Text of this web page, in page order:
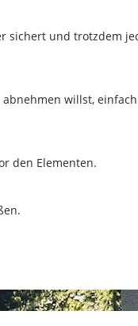
sichert und trotzdem
willst,
den Elementen.